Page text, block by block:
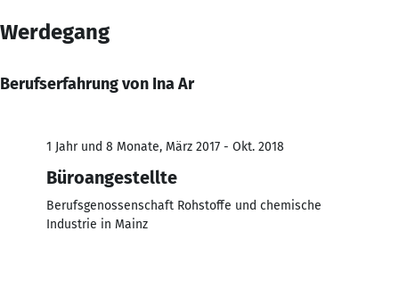
Werdegang
Berufserfahrung von Ina Ar
1 Jahr und 8 Monate, März 2017 - Okt. 2018
Büroangestellte
Berufsgenossenschaft Rohstoffe und chemische
Industrie in Mainz